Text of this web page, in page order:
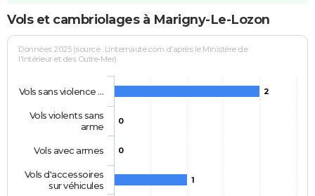
Vols et cambriolages à Marigny-Le-Lozon
Données 2025 (source : Linternaute.com d'après le Ministère de
l'Intérieur et des Outre-Mer)
2
0
0
1
Vols sans violence …
Vols violents sans
arme
Vols avec armes
Vols d'accessoires
sur véhicules